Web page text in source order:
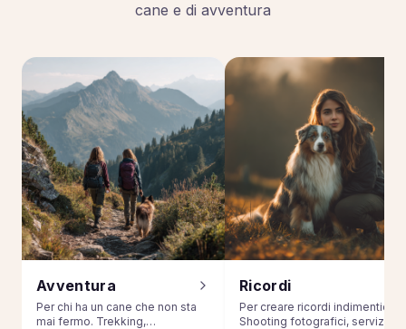
cane e di avventura
Avventura
Per chi ha un cane che non sta
mai fermo. Trekking,
Ricordi
Per creare ricordi
Shooting fotografici, servizi